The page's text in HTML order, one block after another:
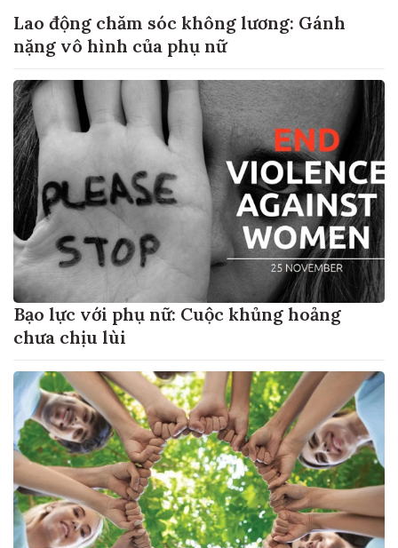
Lao động chăm sóc không lương: Gánh
nặng vô hình của phụ nữ
Bạo lực với phụ nữ: Cuộc khủng hoảng
chưa chịu lùi